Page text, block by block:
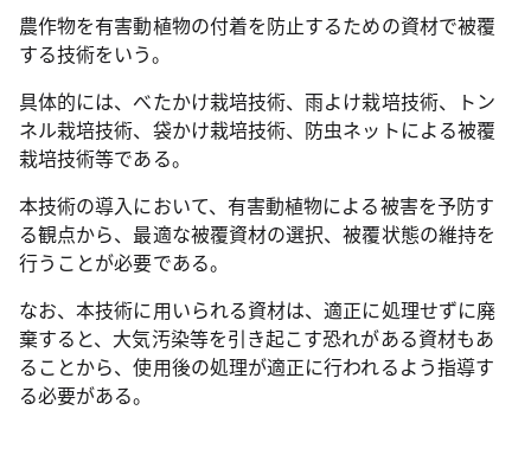
農作物を有害動植物の付着を防止するための資材で被覆
する技術をいう。
具体的には、べたかけ栽培技術、雨よけ栽培技術、トン
ネル栽培技術、袋かけ栽培技術、防虫ネットによる被覆
栽培技術等である。
本技術の導入において、有害動植物による被害を予防す
る観点から、最適な被覆資材の選択、被覆状態の維持を
行うことが必要である。
なお、本技術に用いられる資材は、適正に処理せずに廃
棄すると、大気汚染等を引き起こす恐れがある資材もあ
ることから、使用後の処理が適正に行われるよう指導す
る必要がある。